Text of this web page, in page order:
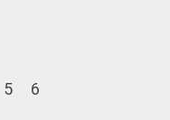
5 6